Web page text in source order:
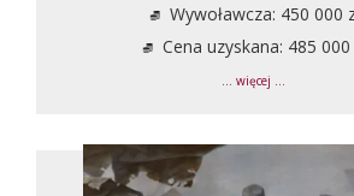
Wywoławcza: 450 000
Cena uzyskana: 485 000
... więcej ...